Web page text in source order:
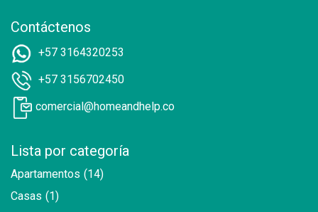
Contáctenos
+57 3164320253
+57 3156702450
comercial@homeandhelp.co
Lista por categoría
Apartamentos (14)
Casas (1)